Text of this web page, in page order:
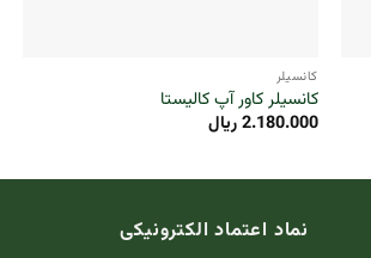
کانسیلر
کانسیلر کاور آپ کالیستا
2.180.000ریال
نماد اعتماد الکترونیکی